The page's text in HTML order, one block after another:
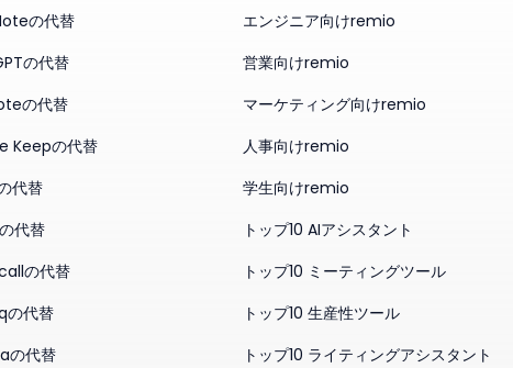
の代替
の代替
の代替
Keepの代替
代替
代替
の代替
の代替
の代替
エンジニア向けremio
営業向けremio
マーケティング向けremio
人事向けremio
学生向けremio
トップ10 AIアシスタント
トップ10 ミーティングツール
トップ10 生産性ツール
トップ10 ライティングアシスタント